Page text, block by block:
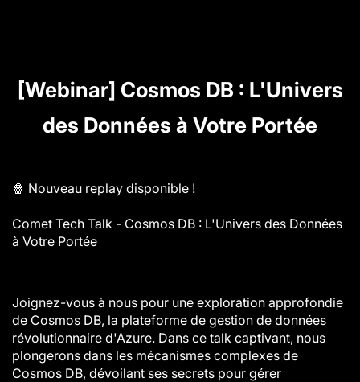
[Webinar] Cosmos DB : L'Univers
des Données à Votre Portée
🍿 Nouveau replay disponible !
Comet Tech Talk - Cosmos DB : L'Univers des Données
à Votre Portée
Joignez-vous à nous pour une exploration approfondie
de Cosmos DB, la plateforme de gestion de données
révolutionnaire d'Azure. Dans ce talk captivant, nous
plongerons dans les mécanismes complexes de
Cosmos DB, dévoilant ses secrets pour gérer